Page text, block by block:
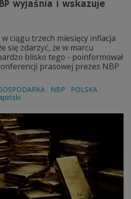
wyjaśnia i wskazuje
ciągu trzech miesięcy inflacja
się zdarzyć, że w marcu
blisko tego - poinformował
prasowej prezes NBP
NBP
POLSKA